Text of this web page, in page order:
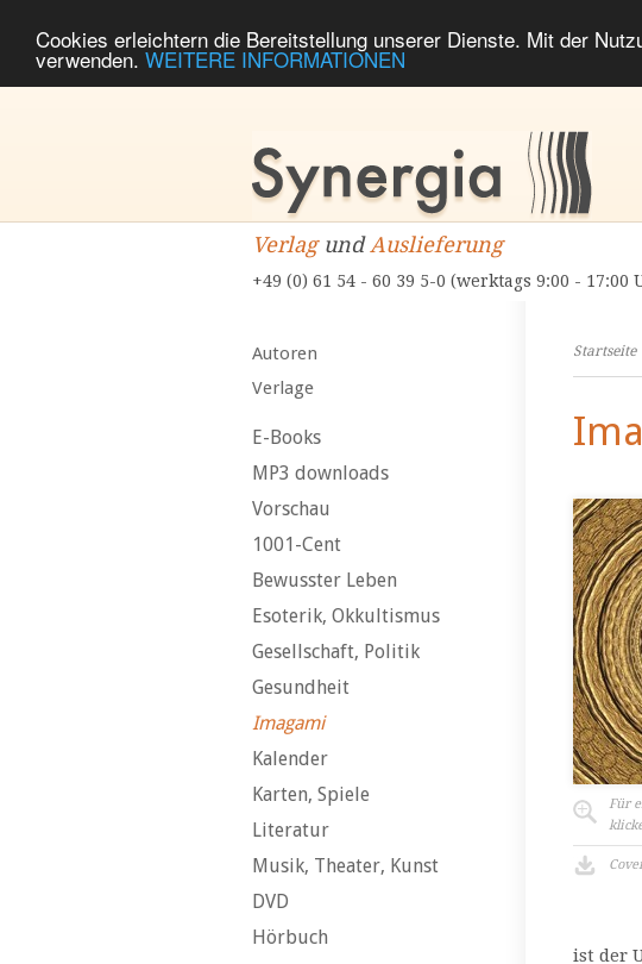
Cookies erleichtern die Bereitstellung unserer Dienste. Mit der
verwenden. WEITERE INFORMATIONEN
VerlagundAuslieferung
+49 (0) 61 54 - 60 39 5-0 (werktags 9:00 - 17:00
Autoren
Verlage
E-Books
MP3 downloads
Vorschau
1001-Cent
Bewusster Leben
Esoterik, Okkultismus
Gesellschaft, Politik
Gesundheit
Imagami
Kalender
Karten, Spiele
Literatur
Musik, Theater, Kunst
DVD
Hörbuch
Startseite
Für
ist der